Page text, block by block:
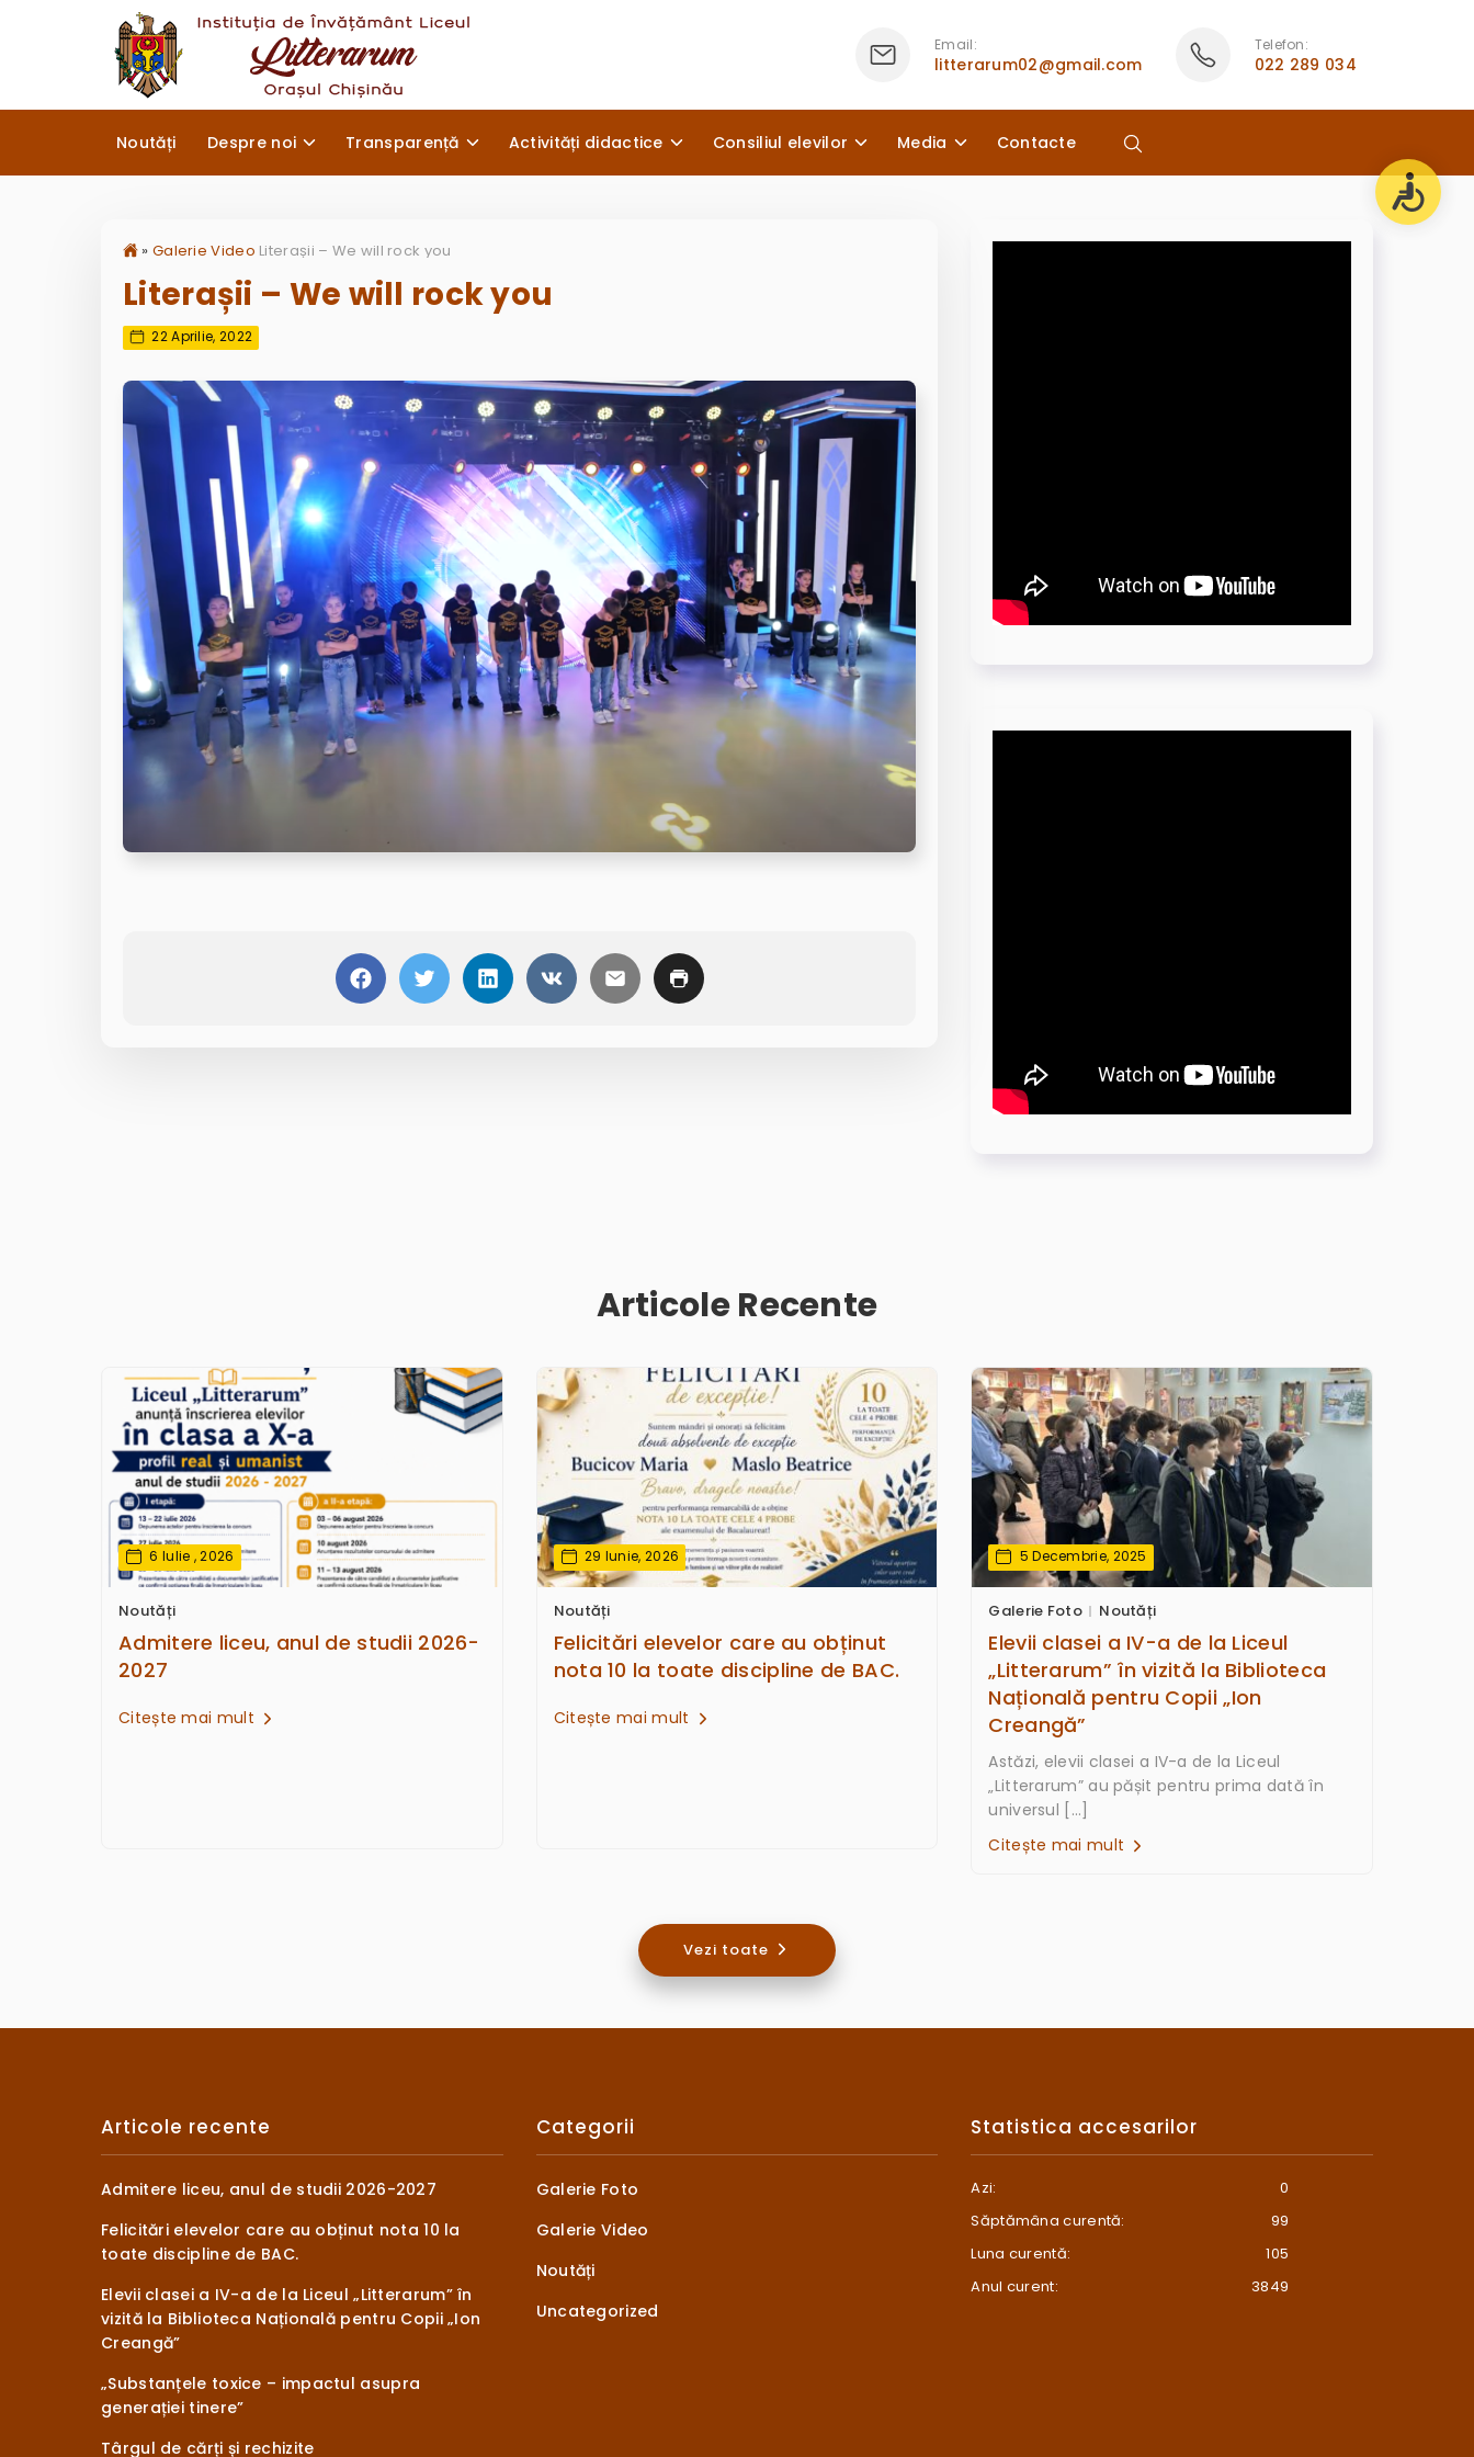
Email:
litterarum02@gmail.com
Telefon:
022 289 034
Noutăți Despre noi Transparență Activități didactice Consiliul elevilor Media Contacte
» Galerie Video Literașii – We will rock you
Literașii – We will rock you
22 Aprilie, 2022
Articole Recente
6 Iulie , 2026
Noutăți
Admitere liceu, anul de studii 2026-
2027
Citește mai mult
29 Iunie, 2026
Noutăți
Felicitări elevelor care au obținut
nota 10 la toate discipline de BAC.
Citește mai mult
5 Decembrie, 2025
Galerie Foto Noutăți
Elevii clasei a IV-a de la Liceul
„Litterarum” în vizită la Biblioteca
Națională pentru Copii „Ion
Creangă”
Astăzi, elevii clasei a IV-a de la Liceul
„Litterarum” au pășit pentru prima dată în
universul […]
Citește mai mult
Vezi toate
Articole recente
Admitere liceu, anul de studii 2026-2027
Felicitări elevelor care au obținut nota 10 la
toate discipline de BAC.
Elevii clasei a IV-a de la Liceul „Litterarum” în
vizită la Biblioteca Națională pentru Copii „Ion
Creangă”
„Substanțele toxice – impactul asupra
generației tinere”
Târgul de cărți și rechizite
Categorii
Galerie Foto
Galerie Video
Noutăți
Uncategorized
Statistica accesarilor
Azi:
0
Săptămâna curentă:
99
Luna curentă:
105
Anul curent:
3849